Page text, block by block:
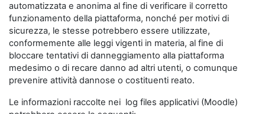
automatizzata e anonima al fine di verificare il corretto
funzionamento della piattaforma, nonché per motivi di
sicurezza, le stesse potrebbero essere utilizzate,
conformemente alle leggi vigenti in materia, al fine di
bloccare tentativi di danneggiamento alla piattaforma
medesimo o di recare danno ad altri utenti, o comunque
prevenire attività dannose o costituenti reato.
Le informazioni raccolte nei log files applicativi (Moodle)